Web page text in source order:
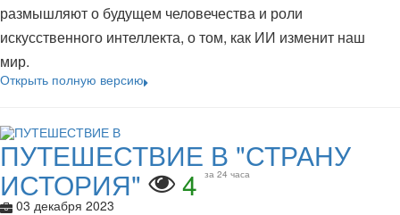
размышляют о будущем человечества и роли
искусственного интеллекта, о том, как ИИ изменит наш
мир.
Открыть полную версию
ПУТЕШЕСТВИЕ В "СТРАНУ
ИСТОРИЯ" 4 за 24 часа
03 декабря 2023